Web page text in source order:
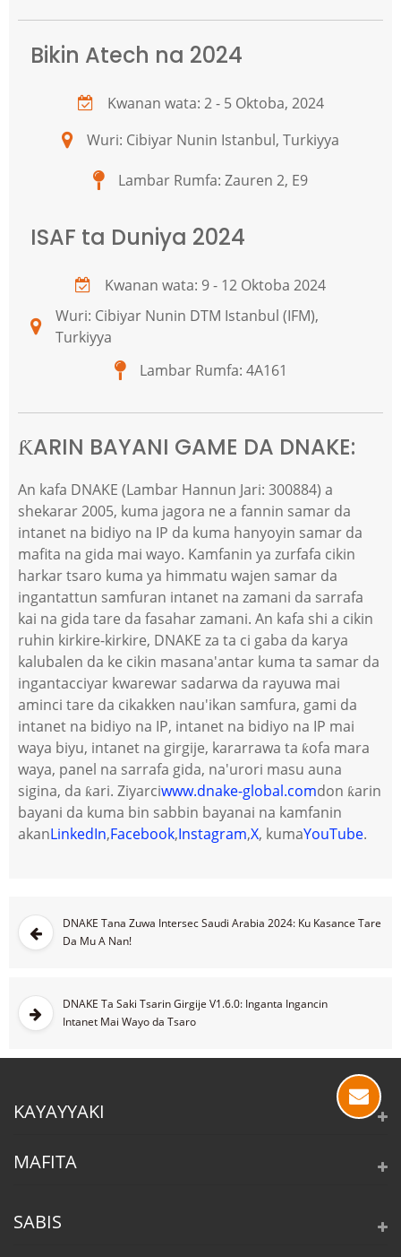
Bikin Atech na 2024
Kwanan wata: 2 - 5 Oktoba, 2024
Wuri: Cibiyar Nunin Istanbul, Turkiyya
Lambar Rumfa: Zauren 2, E9
ISAF ta Duniya 2024
Kwanan wata: 9 - 12 Oktoba 2024
Wuri: Cibiyar Nunin DTM Istanbul (IFM),
Turkiyya
Lambar Rumfa: 4A161
ƘARIN BAYANI GAME DA DNAKE:
An kafa DNAKE (Lambar Hannun Jari: 300884) a
shekarar 2005, kuma jagora ne a fannin samar da
intanet na bidiyo na IP da kuma hanyoyin samar da
mafita na gida mai wayo. Kamfanin ya zurfafa cikin
harkar tsaro kuma ya himmatu wajen samar da
ingantattun samfuran intanet na zamani da sarrafa
kai na gida tare da fasahar zamani. An kafa shi a cikin
ruhin kirkire-kirkire, DNAKE za ta ci gaba da karya
kalubalen da ke cikin masana'antar kuma ta samar da
ingantacciyar kwarewar sadarwa da rayuwa mai
aminci tare da cikakken nau'ikan samfura, gami da
intanet na bidiyo na IP, intanet na bidiyo na IP mai
waya biyu, intanet na girgije, kararrawa ta ƙofa mara
waya, panel na sarrafa gida, na'urori masu auna
sigina, da ƙari. Ziyarciwww.dnake-global.comdon ƙarin
bayani da kuma bin sabbin bayanai na kamfanin
akanLinkedIn,Facebook,Instagram,X, kumaYouTube.
DNAKE Tana Zuwa Intersec Saudi Arabia 2024: Ku Kasance Tare
Da Mu A Nan!
DNAKE Ta Saki Tsarin Girgije V1.6.0: Inganta Ingancin
Intanet Mai Wayo da Tsaro
KAYAYYAKI
MAFITA
SABIS